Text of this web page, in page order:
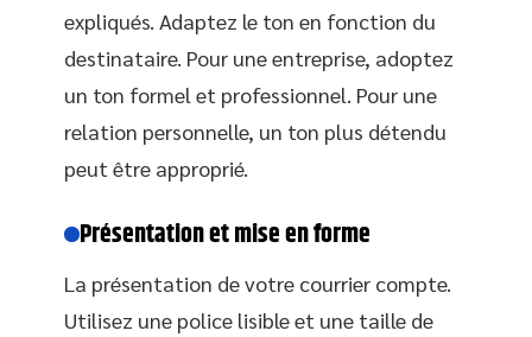
expliqués. Adaptez le ton en fonction du
destinataire. Pour une entreprise, adoptez
un ton formel et professionnel. Pour une
relation personnelle, un ton plus détendu
peut être approprié.
Présentation et mise en forme
La présentation de votre courrier compte.
Utilisez une police lisible et une taille de